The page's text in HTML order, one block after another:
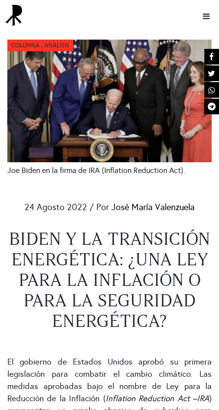
COLUMNA
COLUMNA - ANÁLISIS
Joe Biden en la firma de IRA (Inflation Reduction Act).
24 Agosto 2022 / Por José María Valenzuela
BIDEN Y LA TRANSICIÓN
ENERGÉTICA: ¿UNA LEY
PARA LA INFLACIÓN O
PARA LA SEGURIDAD
ENERGÉTICA?
El gobierno de Estados Unidos aprobó su primera
legislación para combatir el cambio climático. Las
medidas aprobadas bajo el nombre de Ley para la
Reducción de la Inflación (Inflation Reduction Act –IRA)